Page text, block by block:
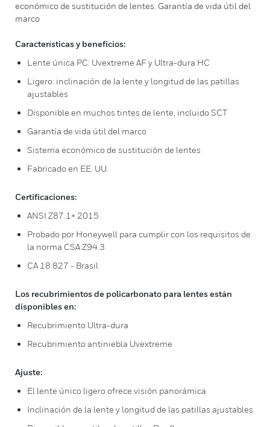
económico de sustitución de lentes. Garantía de vida útil del
marco
Características y beneficios:
Lente única PC: Uvextreme AF y Ultra-dura HC
Ligero: inclinación de la lente y longitud de las patillas
ajustables
Disponible en muchos tintes de lente, incluido SCT
Garantía de vida útil del marco
Sistema económico de sustitución de lentes
Fabricado en EE. UU.
Certificaciones:
ANSI Z87.1+ 2015
Probado por Honeywell para cumplir con los requisitos de
la norma CSA Z94.3
CA 18:827 - Brasil
Los recubrimientos de policarbonato para lentes están
disponibles en:
Recubrimiento Ultra-dura
Recubrimiento antiniebla Uvextreme
Ajuste:
El lente único ligero ofrece visión panorámica
Inclinación de la lente y longitud de las patillas ajustables